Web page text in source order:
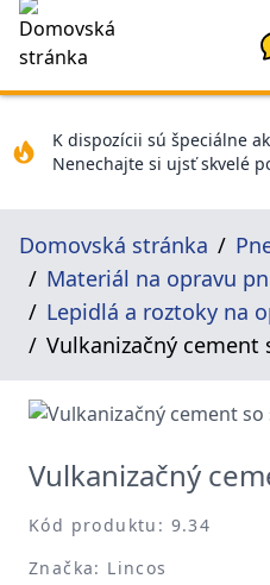
K dispozícii sú špeciálne
Nenechajte si ujsť skvelé
Domovská stránka
Materiál na opravu
Lepidlá a roztoky na
Vulkanizačný cement
Vulkanizačný
Kód produktu: 9.34
Značka: Lincos